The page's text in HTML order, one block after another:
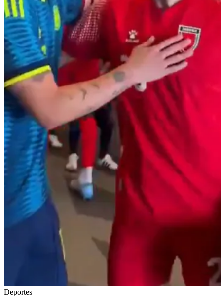
Deportes